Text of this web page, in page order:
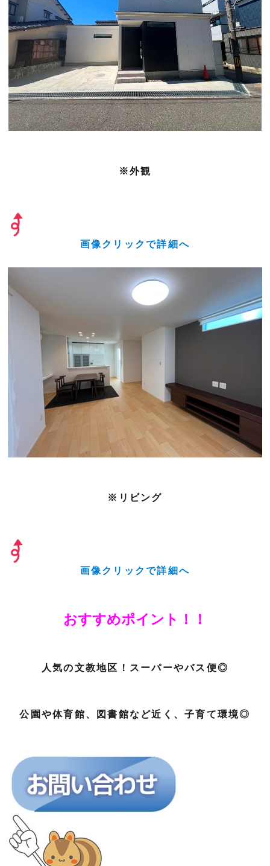
※外観
画像クリックで詳細へ
※リビング
画像クリックで詳細へ
おすすめポイント！！
人気の文教地区！スーパーやバス便◎
公園や体育館、図書館など近く、子育て環境◎